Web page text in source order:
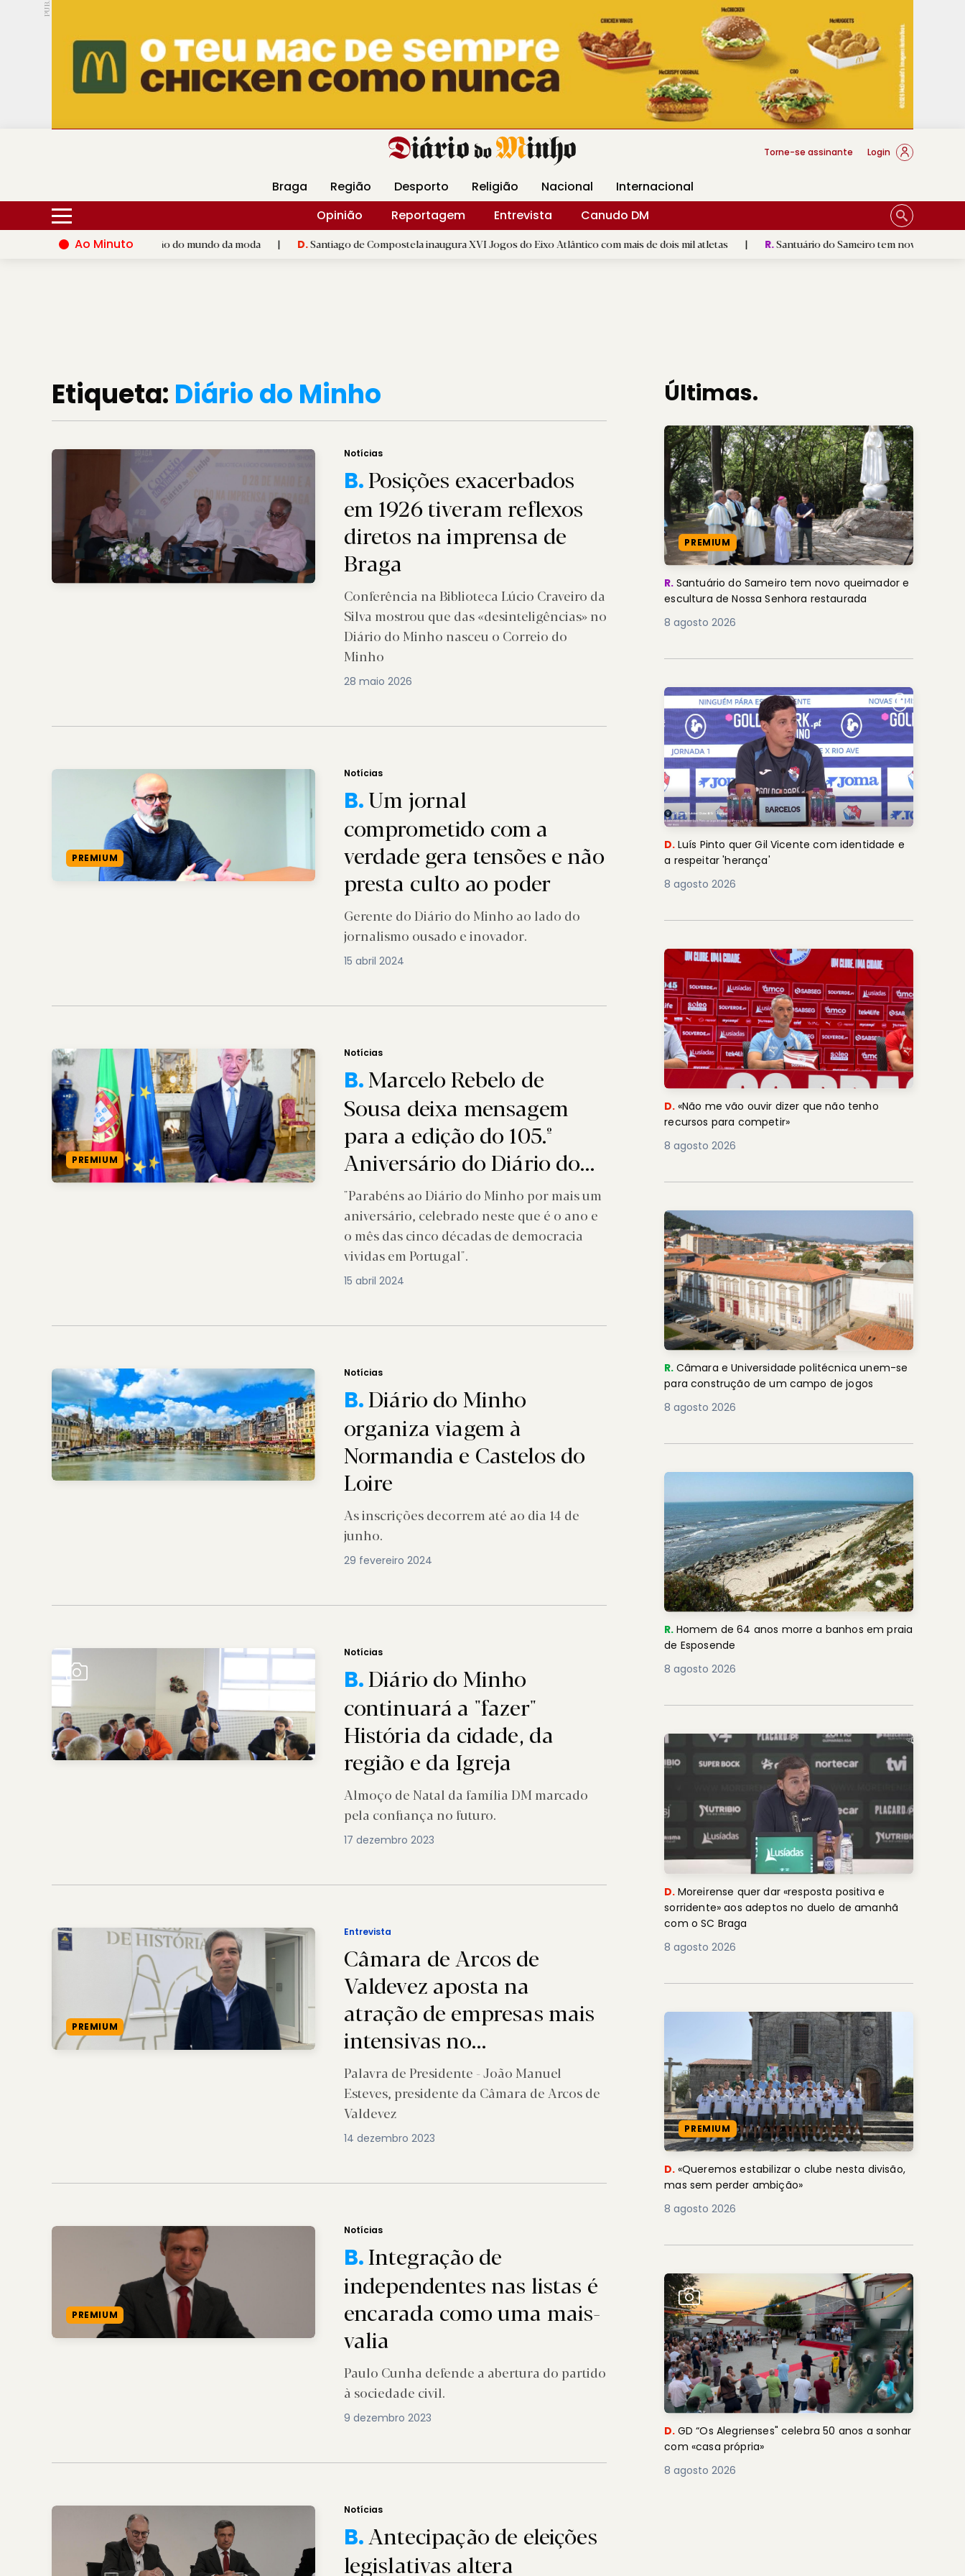
PUB.
Hoje 18ºC 27ºC DMtv Revista Minha Gráfica DM Livraria DM Arquidiocese Braga
Torne-se assinante Login
Braga Região Desporto Religião Nacional
Internacional
Opinião
Reportagem Entrevista
Canudo DM
Ao Minuto
talento e à inovação do mundo da moda | D.Santiago de Compostela inaugura XVI Jogos do Eixo Atlântico com mais de dois mil atletas | R.Santuário do Sameiro tem novo queimador e
Etiqueta: Diário do Minho
Notícias
B.Posições exacerbados
em 1926 tiveram reflexos
diretos na imprensa de
Braga
Conferência na Biblioteca Lúcio Craveiro da
Silva mostrou que das «desinteligências» no
Diário do Minho nasceu o Correio do
Minho
28 maio 2026
PREMIUM
Notícias
B.Um jornal
comprometido com a
verdade gera tensões e não
presta culto ao poder
Gerente do Diário do Minho ao lado do
jornalismo ousado e inovador.
15 abril 2024
PREMIUM
Notícias
B.Marcelo Rebelo de
Sousa deixa mensagem
para a edição do 105.º
Aniversário do Diário do
Minho
"Parabéns ao Diário do Minho por mais um
aniversário, celebrado neste que é o ano e
o mês das cinco décadas de democracia
vividas em Portugal".
15 abril 2024
Notícias
B.Diário do Minho
organiza viagem à
Normandia e Castelos do
Loire
As inscrições decorrem até ao dia 14 de
junho.
29 fevereiro 2024
Notícias
B.Diário do Minho
continuará a "fazer"
História da cidade, da
região e da Igreja
Almoço de Natal da família DM marcado
pela confiança no futuro.
17 dezembro 2023
PREMIUM
Entrevista
Câmara de Arcos de
Valdevez aposta na
atração de empresas mais
intensivas no
conhecimento
Palavra de Presidente - João Manuel
Esteves, presidente da Câmara de Arcos de
Valdevez
14 dezembro 2023
PREMIUM
Notícias
B.Integração de
independentes nas listas é
encarada como uma mais-
valia
Paulo Cunha defende a abertura do partido
à sociedade civil.
9 dezembro 2023
Notícias
B.Antecipação de eleições
legislativas altera
Últimas.
PREMIUM
R. Santuário do Sameiro tem novo queimador e
escultura de Nossa Senhora restaurada
8 agosto 2026
D. Luís Pinto quer Gil Vicente com identidade e
a respeitar 'herança'
8 agosto 2026
D. «Não me vão ouvir dizer que não tenho
recursos para competir»
8 agosto 2026
R. Câmara e Universidade politécnica unem-se
para construção de um campo de jogos
8 agosto 2026
R. Homem de 64 anos morre a banhos em praia
de Esposende
8 agosto 2026
D. Moreirense quer dar «resposta positiva e
sorridente» aos adeptos no duelo de amanhã
com o SC Braga
8 agosto 2026
PREMIUM
D. «Queremos estabilizar o clube nesta divisão,
mas sem perder ambição»
8 agosto 2026
D. GD “Os Alegrienses" celebra 50 anos a sonhar
com «casa própria»
8 agosto 2026